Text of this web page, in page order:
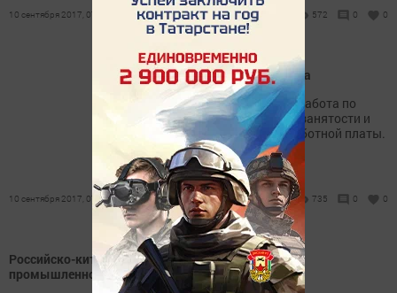
10 сентября 2017, 07:42 572 0 0
Нурлат: без «серого» рынка
В Нурлате продолжается работа по
снижению неформальной занятости и
легализации «серой» заработной платы.
10 сентября 2017, 07:35 735 0 0
Российско-китайское сотрудничество в области
промышленности обсудят в Казани